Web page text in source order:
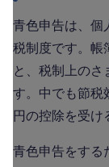
青色申告は、個
税制度です。帳
と、税制上のさ
す。中でも節税
円の控除を受け
青色申告をする